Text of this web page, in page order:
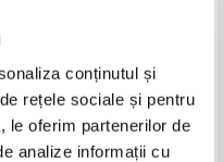
conținutul și
rețele sociale și pentru
le oferim partenerilor de
analize informații cu